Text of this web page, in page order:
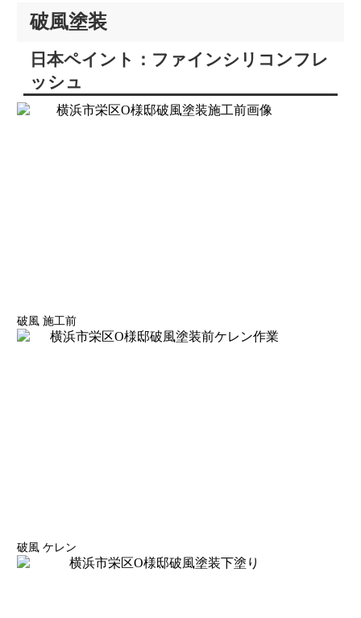
破風塗装
日本ペイント：ファインシリコンフレ
ッシュ
破風 施工前
破風 ケレン